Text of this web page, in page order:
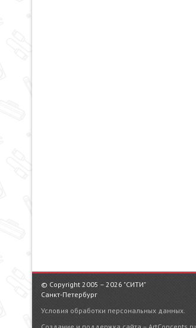
© Copyright 2005 – 2026 "СИТИ"
Санкт-Петербург
Условия обработки персональных данных.